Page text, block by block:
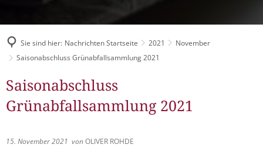
Konzertsaal LMAH
Schlitzer Geschichten
Sie sind hier: Nachrichten Startseite 2021
November
Saisonabschluss Grünabfallsammlung 2021
Saisonabschluss
Grünabfallsammlung 2021
15. November 2021 vonOLIVER ROHDE